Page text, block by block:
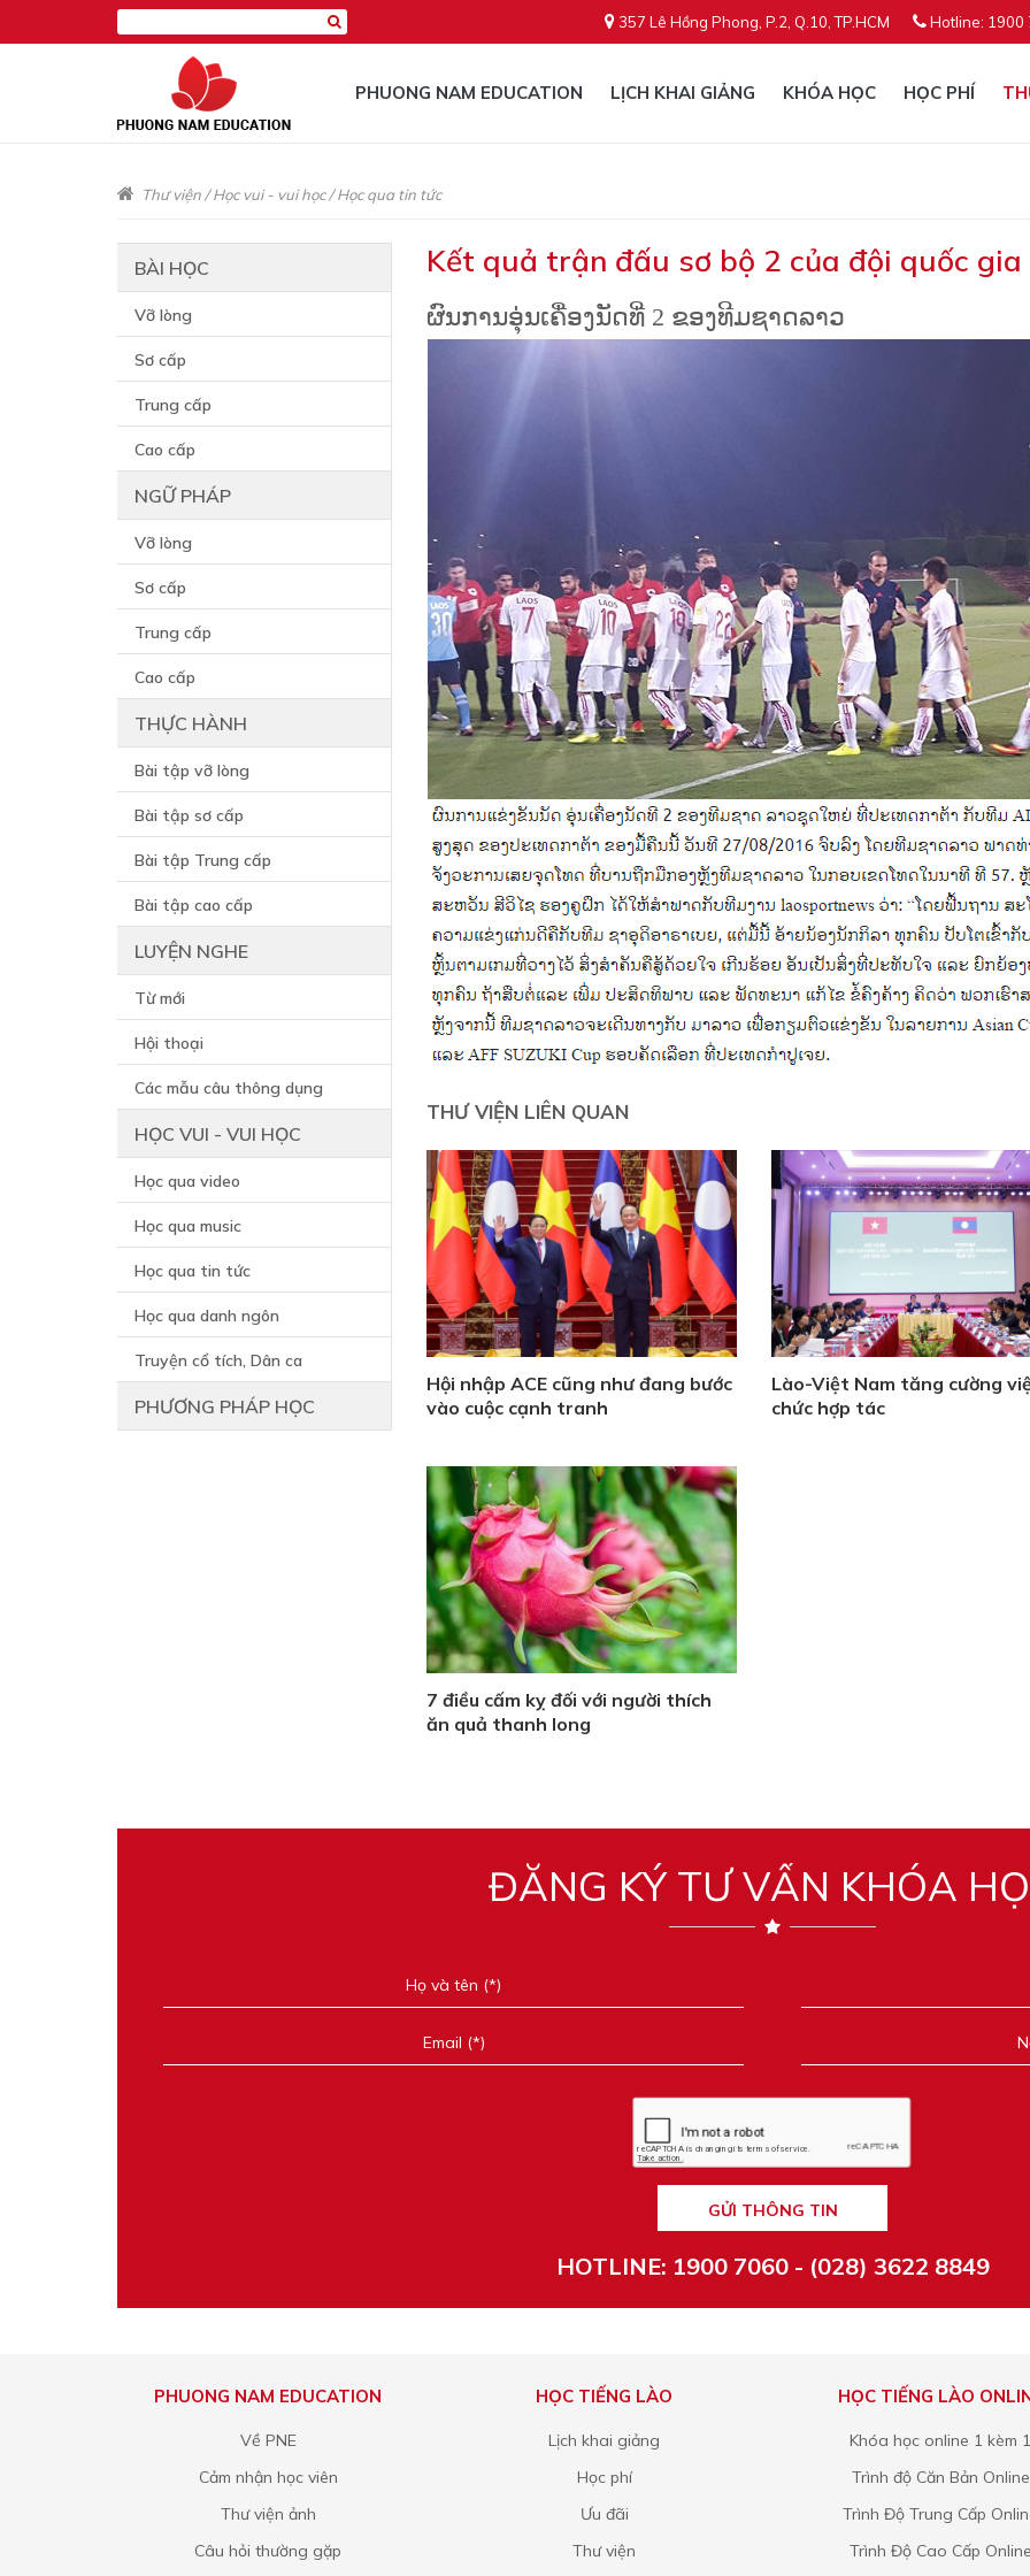
357 Lê Hồng Phong, P.2, Q.10, TP.HCM Hotline: 1900
PHUONG NAM EDUCATION LỊCH KHAI GIẢNG KHÓA HỌC HỌC PHÍ
Thư viện/Học vui - vui học/Học qua tin tức
BÀI HỌC
Vỡ lòng
Sơ cấp
Trung cấp
Cao cấp
NGỮ PHÁP
Vỡ lòng
Sơ cấp
Trung cấp
Cao cấp
THỰC HÀNH
Bài tập vỡ lòng
Bài tập sơ cấp
Bài tập Trung cấp
Bài tập cao cấp
LUYỆN NGHE
Từ mới
Hội thoại
Các mẫu câu thông dụng
HỌC VUI - VUI HỌC
Học qua video
Học qua music
Học qua tin tức
Học qua danh ngôn
Truyện cổ tích, Dân ca
PHƯƠNG PHÁP HỌC
Kết quả trận đấu sơ bộ 2 của đội quốc gia
ຜົນການອຸ່ນເຄື່ອງນັດທີ່ 2 ຂອງທີມຊາດລາວ
THƯ VIỆN LIÊN QUAN
Hội nhập ACE cũng như đang bước
vào cuộc cạnh tranh
Lào-Việt Nam tăng cường
chức hợp tác
7 điều cấm kỵ đối với người thích
ăn quả thanh long
ĐĂNG KÝ TƯ VẤN KHÓA
GỬI THÔNG TIN
HOTLINE: 1900 7060 - (028) 3622 8849
PHUONG NAM EDUCATION
Về PNE
Cảm nhận học viên
Thư viện ảnh
Câu hỏi thường gặp
HỌC TIẾNG LÀO
Lịch khai giảng
Học phí
Ưu đãi
Thư viện
HỌC TIẾNG LÀO
Khóa học online 1 kèm
Trình độ Căn Bản Online
Trình Độ Trung Cấp
Trình Độ Cao Cấp